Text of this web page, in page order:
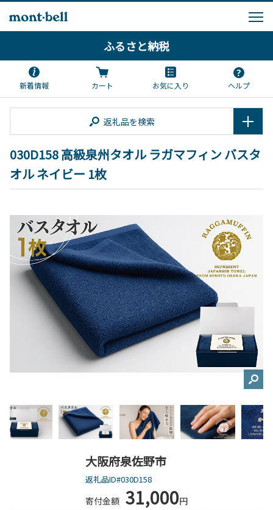
ふるさと納税
新着情報 カート お気に入り ヘルプ
返礼品を検索
030D158 高級泉州タオル ラガマフィン バスタ
オル ネイビー 1枚
大阪府泉佐野市
返礼品ID#030D158
寄付金額 31,000円